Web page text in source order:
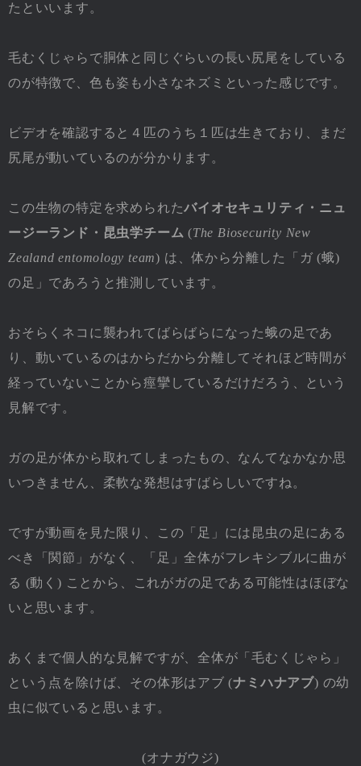
たといいます。
毛むくじゃらで胴体と同じぐらいの長い尻尾をしている
のが特徴で、色も姿も小さなネズミといった感じです。
ビデオを確認すると４匹のうち１匹は生きており、まだ
尻尾が動いているのが分かります。
この生物の特定を求められたバイオセキュリティ・ニュ
ージーランド・昆虫学チーム (The Biosecurity New
Zealand entomology team) は、体から分離した「ガ (蛾)
の足」であろうと推測しています。
おそらくネコに襲われてばらばらになった蛾の足であ
り、動いているのはからだから分離してそれほど時間が
経っていないことから痙攣しているだけだろう、という
見解です。
ガの足が体から取れてしまったもの、なんてなかなか思
いつきません、柔軟な発想はすばらしいですね。
ですが動画を見た限り、この「足」には昆虫の足にある
べき「関節」がなく、「足」全体がフレキシブルに曲が
る (動く) ことから、これがガの足である可能性はほぼな
いと思います。
あくまで個人的な見解ですが、全体が「毛むくじゃら」
という点を除けば、その体形はアブ (ナミハナアブ) の幼
虫に似ていると思います。
(オナガウジ)